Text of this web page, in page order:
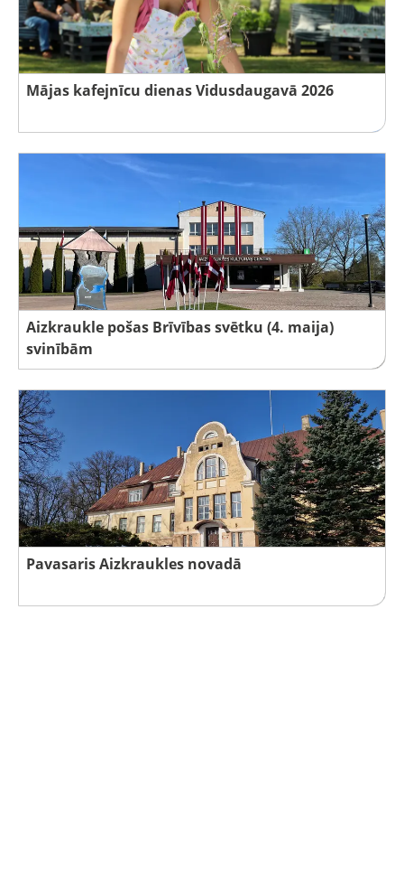
Mājas kafejnīcu dienas Vidusdaugavā 2026
Aizkraukle pošas Brīvības svētku (4. maija)
svinībām
Pavasaris Aizkraukles novadā